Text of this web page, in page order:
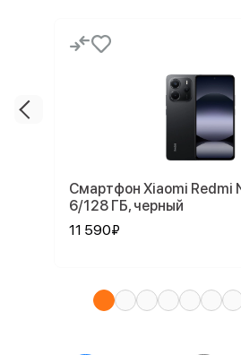
Смартфон Xiaomi Redmi
6/128 ГБ, черный
11 590₽